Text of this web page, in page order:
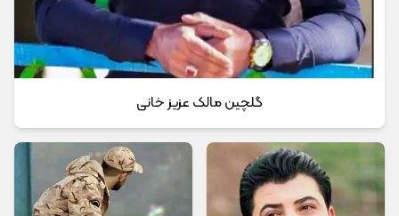
گلچین مالک عزیز خانی